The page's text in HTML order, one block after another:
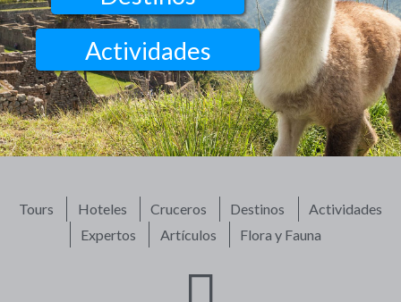
Actividades
Tours Hoteles Cruceros Destinos
Actividades
Expertos
Artículos Flora y Fauna